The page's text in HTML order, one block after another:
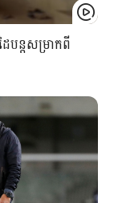
ន្តសម្រាកពី